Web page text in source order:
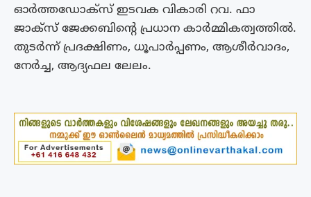
ഓർത്തഡോക്സ്‌ ഇടവക വികാരി റവ. ഫാ
ജാക്‌സ്‌ ജേക്കബിന്റെ പ്രധാന കാർമ്മികത്വത്തിൽ.
തുടർന്ന് പ്രദക്ഷിണം, ധൂപാർപ്പണം, ആശീർവാദം,
നേർച്ച, ആദ്യഫല ലേലം.